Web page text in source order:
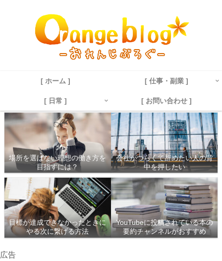
[ ホーム ] [ 仕事・副業 ]
[ 日常 ] [ お問い合わせ ]
場所を選ばない理想の働き方を
目指すには？
会社がつらくて辞めたい人の背
中を押したい
目標が達成できなかったときに
やる次に繋げる方法
YouTubeに投稿されている本の
要約チャンネルがおすすめ
広告